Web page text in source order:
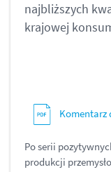
najbliższych
krajowej
Komentarz
Po serii
produkcji